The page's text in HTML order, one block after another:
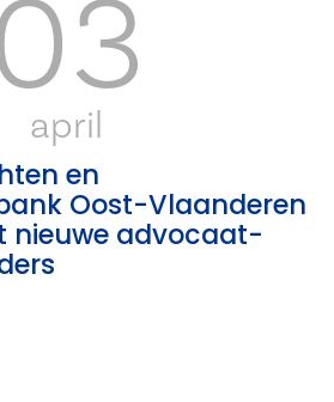
april
en
Oost-Vlaanderen
nieuwe advocaat-